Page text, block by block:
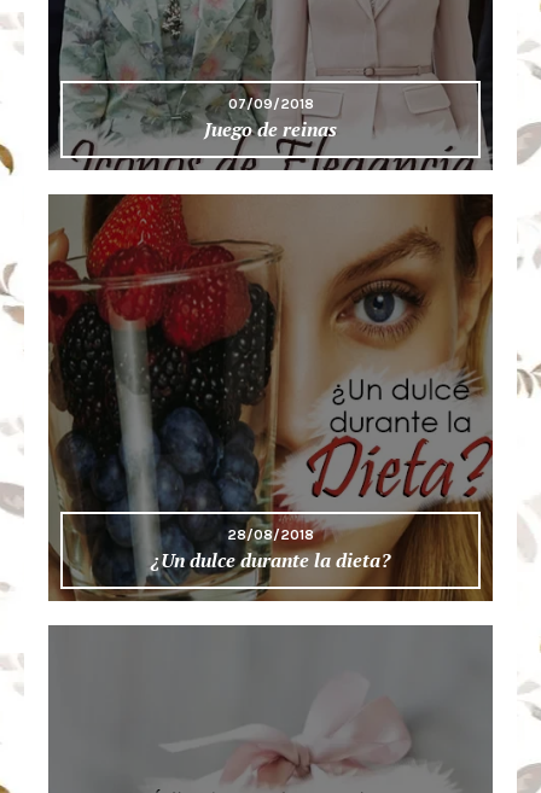
07/09/2018
Juego de reinas
28/08/2018
¿Un dulce durante la dieta?